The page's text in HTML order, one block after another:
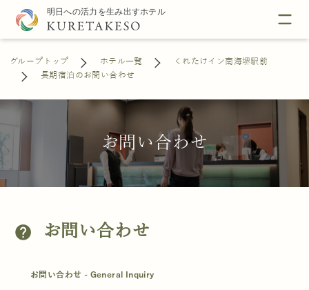
グループトップ ホテル一覧
くれたけイン南海堺駅前
長期宿泊のお問い合わせ
お問い合わせ
help お問い合わせ
お問い合わせ - General Inquiry